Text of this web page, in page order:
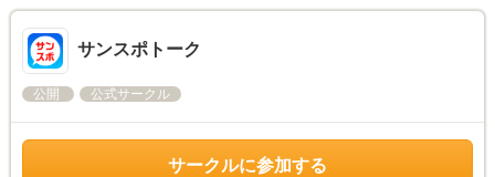
サンスポトーク
公開 公式サークル
サークルに参加する